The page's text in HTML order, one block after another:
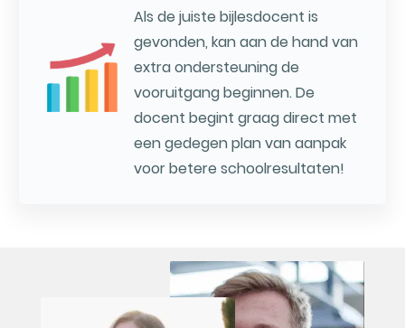
Als de juiste bijlesdocent is
gevonden, kan aan de hand van
extra ondersteuning de
vooruitgang beginnen. De
docent begint graag direct met
een gedegen plan van aanpak
voor betere schoolresultaten!